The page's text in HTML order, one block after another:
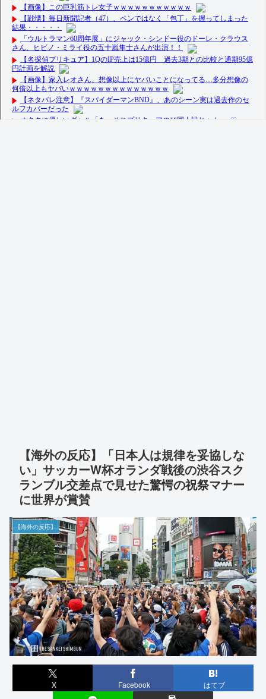
【海外の反応】「日本人は規律を妥協しな
い」サッカーW杯オランダ戦後の渋谷スク
ランブル交差点で見せた驚愕の祝祭マナー
に世界が賞賛
【海外の反応】
X Facebook はてブ